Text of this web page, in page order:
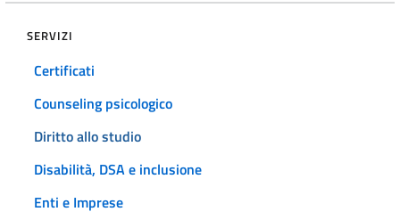
SERVIZI
Certificati
Counseling psicologico
Diritto allo studio
Disabilità, DSA e inclusione
Enti e Imprese